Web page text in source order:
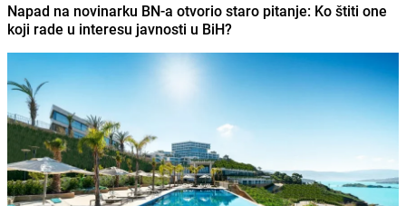
Napad na novinarku BN-a otvorio staro pitanje: Ko štiti one
koji rade u interesu javnosti u BiH?